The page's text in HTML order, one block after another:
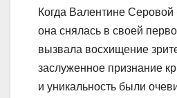
Когда Валентине Серовой
она снялась в своей
вызвала восхищение
заслуженное признание
и уникальность были